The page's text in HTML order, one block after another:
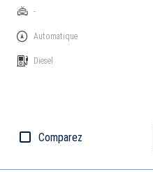
-
Automatique
Diesel
Comparez